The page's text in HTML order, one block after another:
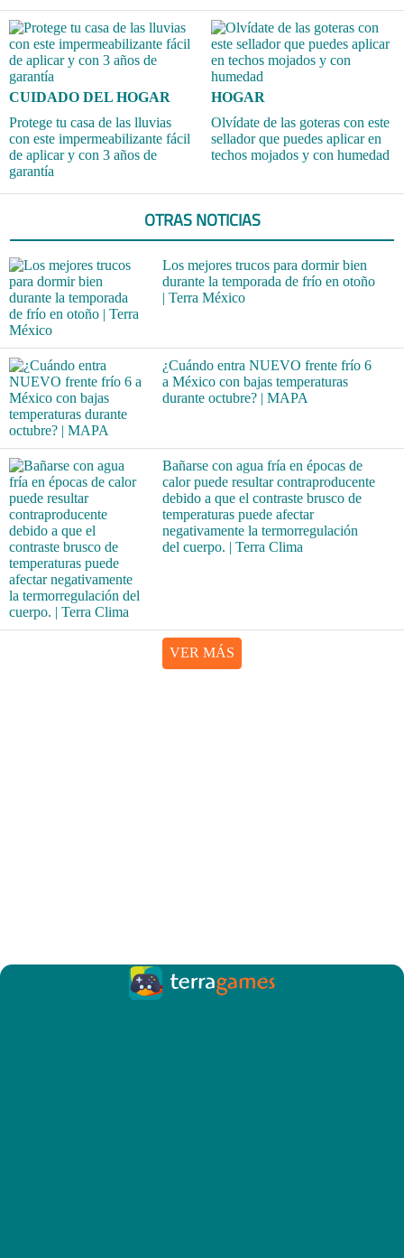
CUIDADO DEL HOGAR
Protege tu casa de las lluvias
con este impermeabilizante fácil
de aplicar y con 3 años de
garantía
HOGAR
Olvídate de las goteras con este
sellador que puedes aplicar en
techos mojados y con humedad
OTRAS NOTICIAS
Los mejores trucos para dormir bien
durante la temporada de frío en otoño
| Terra México
¿Cuándo entra NUEVO frente frío 6
a México con bajas temperaturas
durante octubre? | MAPA
Bañarse con agua fría en épocas de
calor puede resultar contraproducente
debido a que el contraste brusco de
temperaturas puede afectar
negativamente la termorregulación
del cuerpo. | Terra Clima
VER MÁS